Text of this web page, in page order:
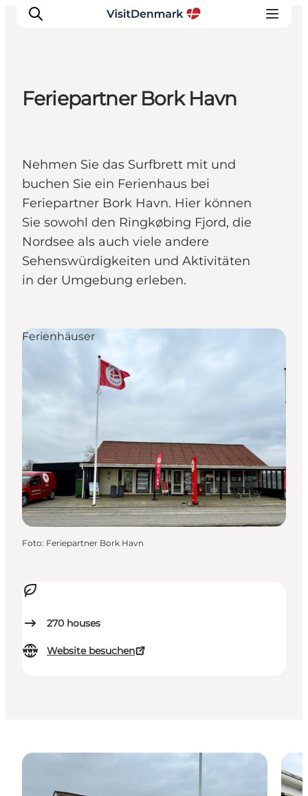
Erlebnisse
Unterkünfte
Reiseplanung
Feriepartner Bork Havn
Nehmen Sie das Surfbrett mit und
buchen Sie ein Ferienhaus bei
Feriepartner Bork Havn. Hier können
Sie sowohl den Ringkøbing Fjord, die
Nordsee als auch viele andere
Sehenswürdigkeiten und Aktivitäten
in der Umgebung erleben.
270 houses
Website besuchen
Ferienhäuser
Foto: Feriepartner Bork Havn